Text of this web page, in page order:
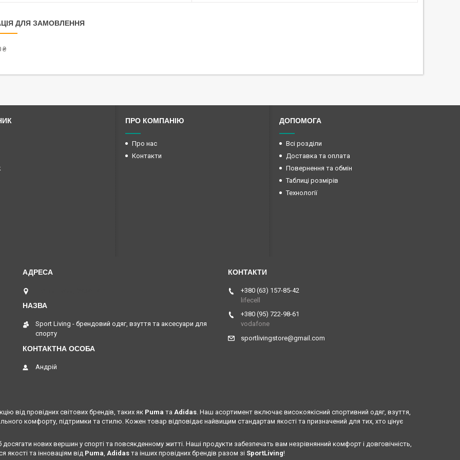
ДЛЯ ЗАМОВЛЕННЯ
₴
ПРО КОМПАНІЮ
Про нас
Контакти
ДОПОМОГА
Всі розділи
Доставка та оплата
Повернення та обмін
Таблиці розмірів
Технології
Sport Living - брендовий одяг, взуття та аксесуари для
спорту
Андрій
+380 (63) 157-85-42
lifecell
+380 (95) 722-98-61
vodafone
sportlivingstore@gmail.com
від провідних світових брендів, таких як Puma та Adidas. Наш асортимент включає високоякісний спортивний одяг, взуття,
комфорту, підтримки та стилю. Кожен товар відповідає найвищим стандартам якості та призначений для тих, хто цінує
нових вершин у спорті та повсякденному житті. Наші продукти забезпечать вам незрівнянний комфорт і довговічність,
якості та інноваціям від Puma, Adidas та інших провідних брендів разом зі SportLiving!